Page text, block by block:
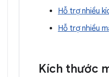
Hỗ trợ nhiều
Hỗ trợ nhiều
Kích thước